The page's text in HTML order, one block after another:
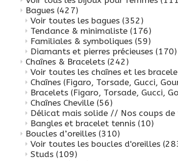
Bagues (427)
Voir toutes les bagues (352)
Tendance & minimaliste (176)
Familiales & symboliques (59)
Diamants et pierres précieuses (170)
Chaînes & Bracelets (242)
Voir toutes les chaînes et les
Chaînes (Figaro, Torsade, Gucci,
Bracelets (Figaro, Torsade, Gucci,
Chaînes Cheville (56)
Délicat mais solide // Nos coups
Bangles et bracelet tennis (10)
Boucles d’oreilles (310)
Voir toutes les boucles d'oreilles
Studs (109)